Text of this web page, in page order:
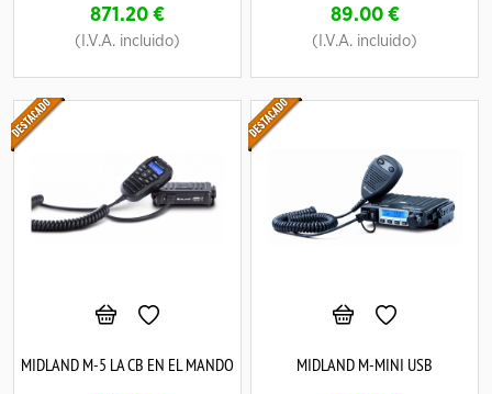
871.20€
(I.V.A. incluido)
89.00€
(I.V.A. incluido)
MIDLAND M-5 LA CB EN EL MANDO MIDLAND M-MINI USB